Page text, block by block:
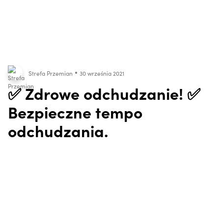
Strefa Przemian 30 września 2021
✅ Zdrowe odchudzanie! ✅
Bezpieczne tempo
odchudzania.